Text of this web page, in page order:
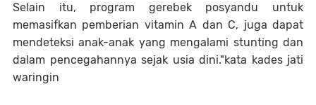
Selain itu, program gerebek posyandu untuk
memasifkan pemberian vitamin A dan C, juga dapat
mendeteksi anak-anak yang mengalami stunting dan
dalam pencegahannya sejak usia dini."kata kades jati
waringin